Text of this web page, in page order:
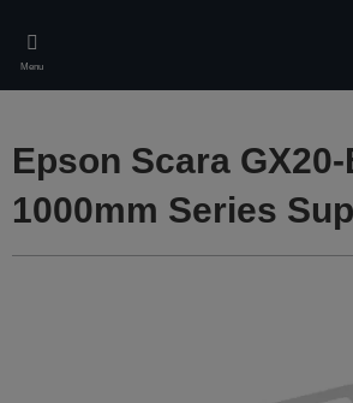
main
content
Menu
Epson Scara GX20-
1000mm Series